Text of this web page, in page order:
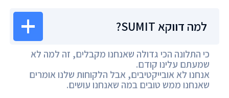
למה דווקא SUMIT?
כי התלונה הכי גדולה שאנחנו מקבלים, זה למה לא
שמעתם עלינו קודם.
אנחנו לא אובייקטיבים, אבל הלקוחות שלנו אומרים
שאנחנו ממש טובים במה שאנחנו עושים.